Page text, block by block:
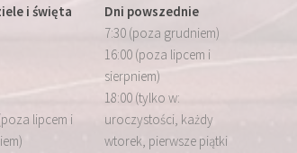
i święta
lipcem i
Dni powszednie
7:30 (poza grudniem)
16:00 (poza lipcem i
sierpniem)
18:00 (tylko w:
uroczystości, każdy
wtorek, pierwsze piątki